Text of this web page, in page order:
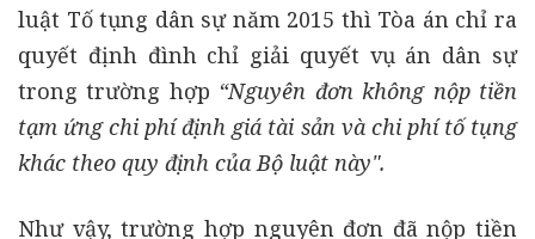
luật Tố tụng dân sự năm 2015 thì Tòa án chỉ ra
quyết định đình chỉ giải quyết vụ án dân sự
trong trường hợp “Nguyên đơn không nộp tiền
tạm ứng chi phí định giá tài sản và chi phí tố tụng
khác theo quy định của Bộ luật này".
Như vậy, trường hợp nguyên đơn đã nộp tiền